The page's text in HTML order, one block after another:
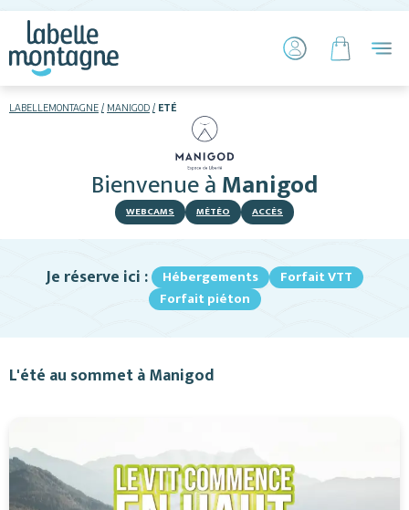
LABELLEMONTAGNE MANIGOD ETÉ
BienvenueàManigod
WEBCAMS MÉTÉO ACCÈS
Hébergements
Télésiège piétons
VTT
+ Activités
Services
Animations
Je réserve ici : Hébergements
Forfait VTT
Forfait piéton
L'été au sommet à Manigod